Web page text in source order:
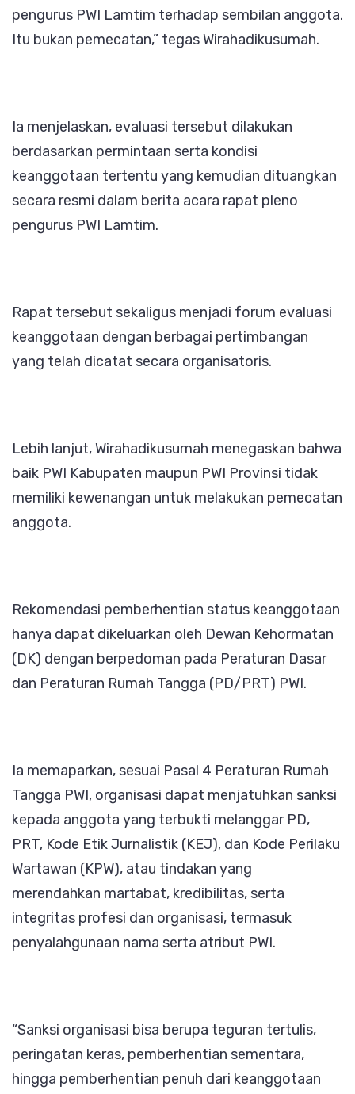
pengurus PWI Lamtim terhadap sembilan anggota.
Itu bukan pemecatan,” tegas Wirahadikusumah.
Ia menjelaskan, evaluasi tersebut dilakukan
berdasarkan permintaan serta kondisi
keanggotaan tertentu yang kemudian dituangkan
secara resmi dalam berita acara rapat pleno
pengurus PWI Lamtim.
Rapat tersebut sekaligus menjadi forum evaluasi
keanggotaan dengan berbagai pertimbangan
yang telah dicatat secara organisatoris.
Lebih lanjut, Wirahadikusumah menegaskan bahwa
baik PWI Kabupaten maupun PWI Provinsi tidak
memiliki kewenangan untuk melakukan pemecatan
anggota.
Rekomendasi pemberhentian status keanggotaan
hanya dapat dikeluarkan oleh Dewan Kehormatan
(DK) dengan berpedoman pada Peraturan Dasar
dan Peraturan Rumah Tangga (PD/PRT) PWI.
Ia memaparkan, sesuai Pasal 4 Peraturan Rumah
Tangga PWI, organisasi dapat menjatuhkan sanksi
kepada anggota yang terbukti melanggar PD,
PRT, Kode Etik Jurnalistik (KEJ), dan Kode Perilaku
Wartawan (KPW), atau tindakan yang
merendahkan martabat, kredibilitas, serta
integritas profesi dan organisasi, termasuk
penyalahgunaan nama serta atribut PWI.
“Sanksi organisasi bisa berupa teguran tertulis,
peringatan keras, pemberhentian sementara,
hingga pemberhentian penuh dari keanggotaan